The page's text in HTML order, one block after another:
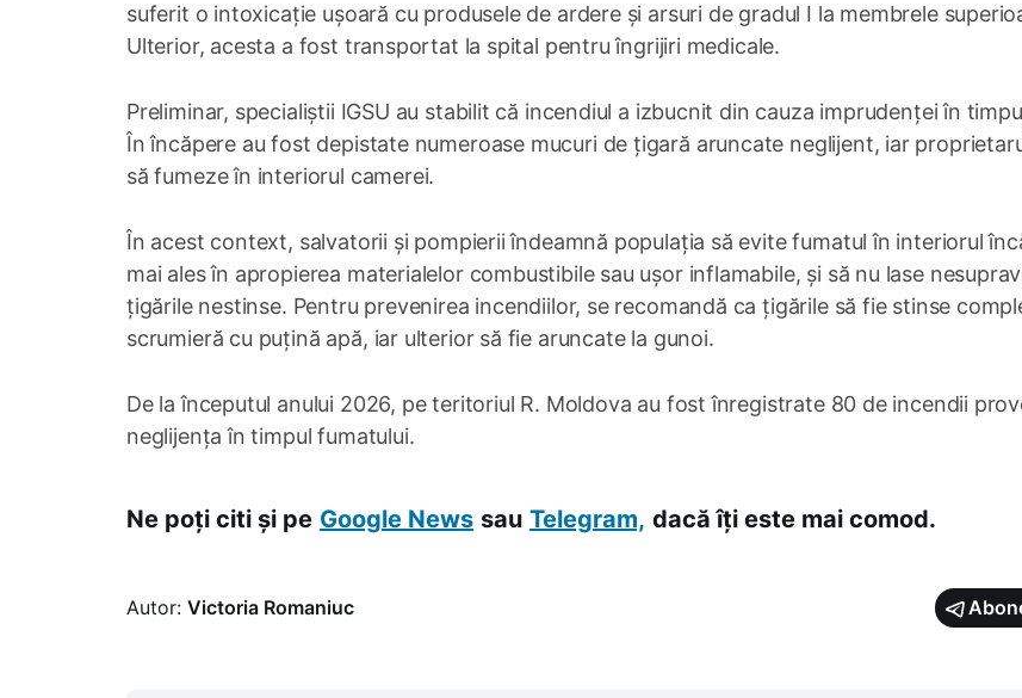
suferit o intoxicație ușoară cu produsele de ardere și arsuri de gradul I la membrele
Ulterior, acesta a fost transportat la spital pentru îngrijiri medicale.
Preliminar, specialiștii IGSU au stabilit că incendiul a izbucnit din cauza imprudenței în
În încăpere au fost depistate numeroase mucuri de țigară aruncate neglijent, iar
să fumeze în interiorul camerei.
În acest context, salvatorii și pompierii îndeamnă populația să evite fumatul în interiorul
mai ales în apropierea materialelor combustibile sau ușor inflamabile, și să nu lase
țigările nestinse. Pentru prevenirea incendiilor, se recomandă ca țigările să fie stinse
scrumieră cu puțină apă, iar ulterior să fie aruncate la gunoi.
De la începutul anului 2026, pe teritoriul R. Moldova au fost înregistrate 80 de incendii
neglijența în timpul fumatului.
Ne poți citi și pe Google News sau Telegram, dacă îți este mai comod.
Autor: Victoria Romaniuc